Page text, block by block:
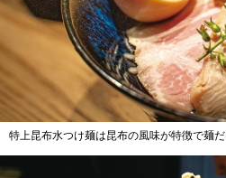
特上昆布水つけ麺は昆布の風味が特徴で麺